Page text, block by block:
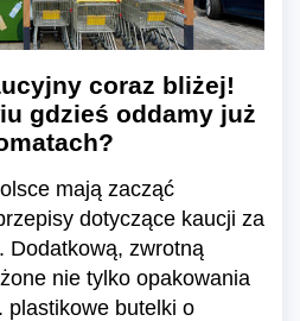
coraz bliżej!
gdzieś oddamy już
mają zacząć
dotyczące kaucji za
Dodatkową, zwrotną
nie tylko opakowania
plastikowe butelki o